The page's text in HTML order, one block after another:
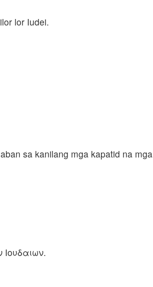
lor Iudei.
sa kanilang mga kapatid na mga